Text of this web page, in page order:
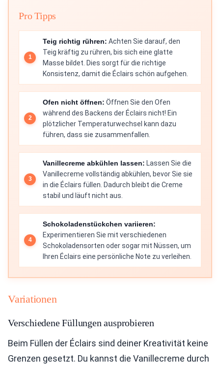
Pro Tipps
Teig richtig rühren: Achten Sie darauf, den
Teig kräftig zu rühren, bis sich eine glatte
Masse bildet. Dies sorgt für die richtige
Konsistenz, damit die Éclairs schön aufgehen.
Ofen nicht öffnen: Öffnen Sie den Ofen
während des Backens der Éclairs nicht! Ein
plötzlicher Temperaturwechsel kann dazu
führen, dass sie zusammenfallen.
Vanillecreme abkühlen lassen: Lassen Sie die
Vanillecreme vollständig abkühlen, bevor Sie sie
in die Éclairs füllen. Dadurch bleibt die Creme
stabil und läuft nicht aus.
Schokoladenstückchen variieren:
Experimentieren Sie mit verschiedenen
Schokoladensorten oder sogar mit Nüssen, um
Ihren Éclairs eine persönliche Note zu verleihen.
Variationen
Verschiedene Füllungen ausprobieren
Beim Füllen der Éclairs sind deiner Kreativität keine
Grenzen gesetzt. Du kannst die Vanillecreme durch